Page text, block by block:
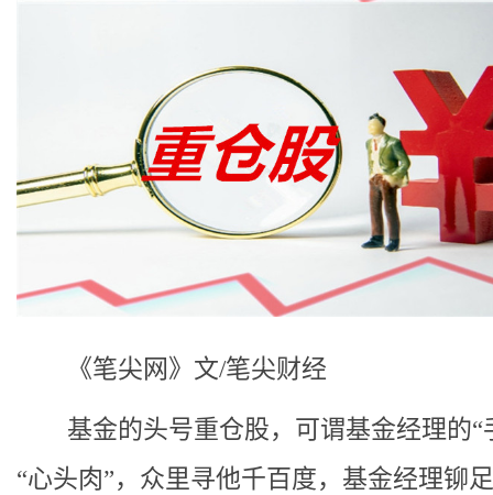
《笔尖网》文/笔尖财经
基金的头号重仓股，可谓基金经理的“
“心头肉”，众里寻他千百度，基金经理铆